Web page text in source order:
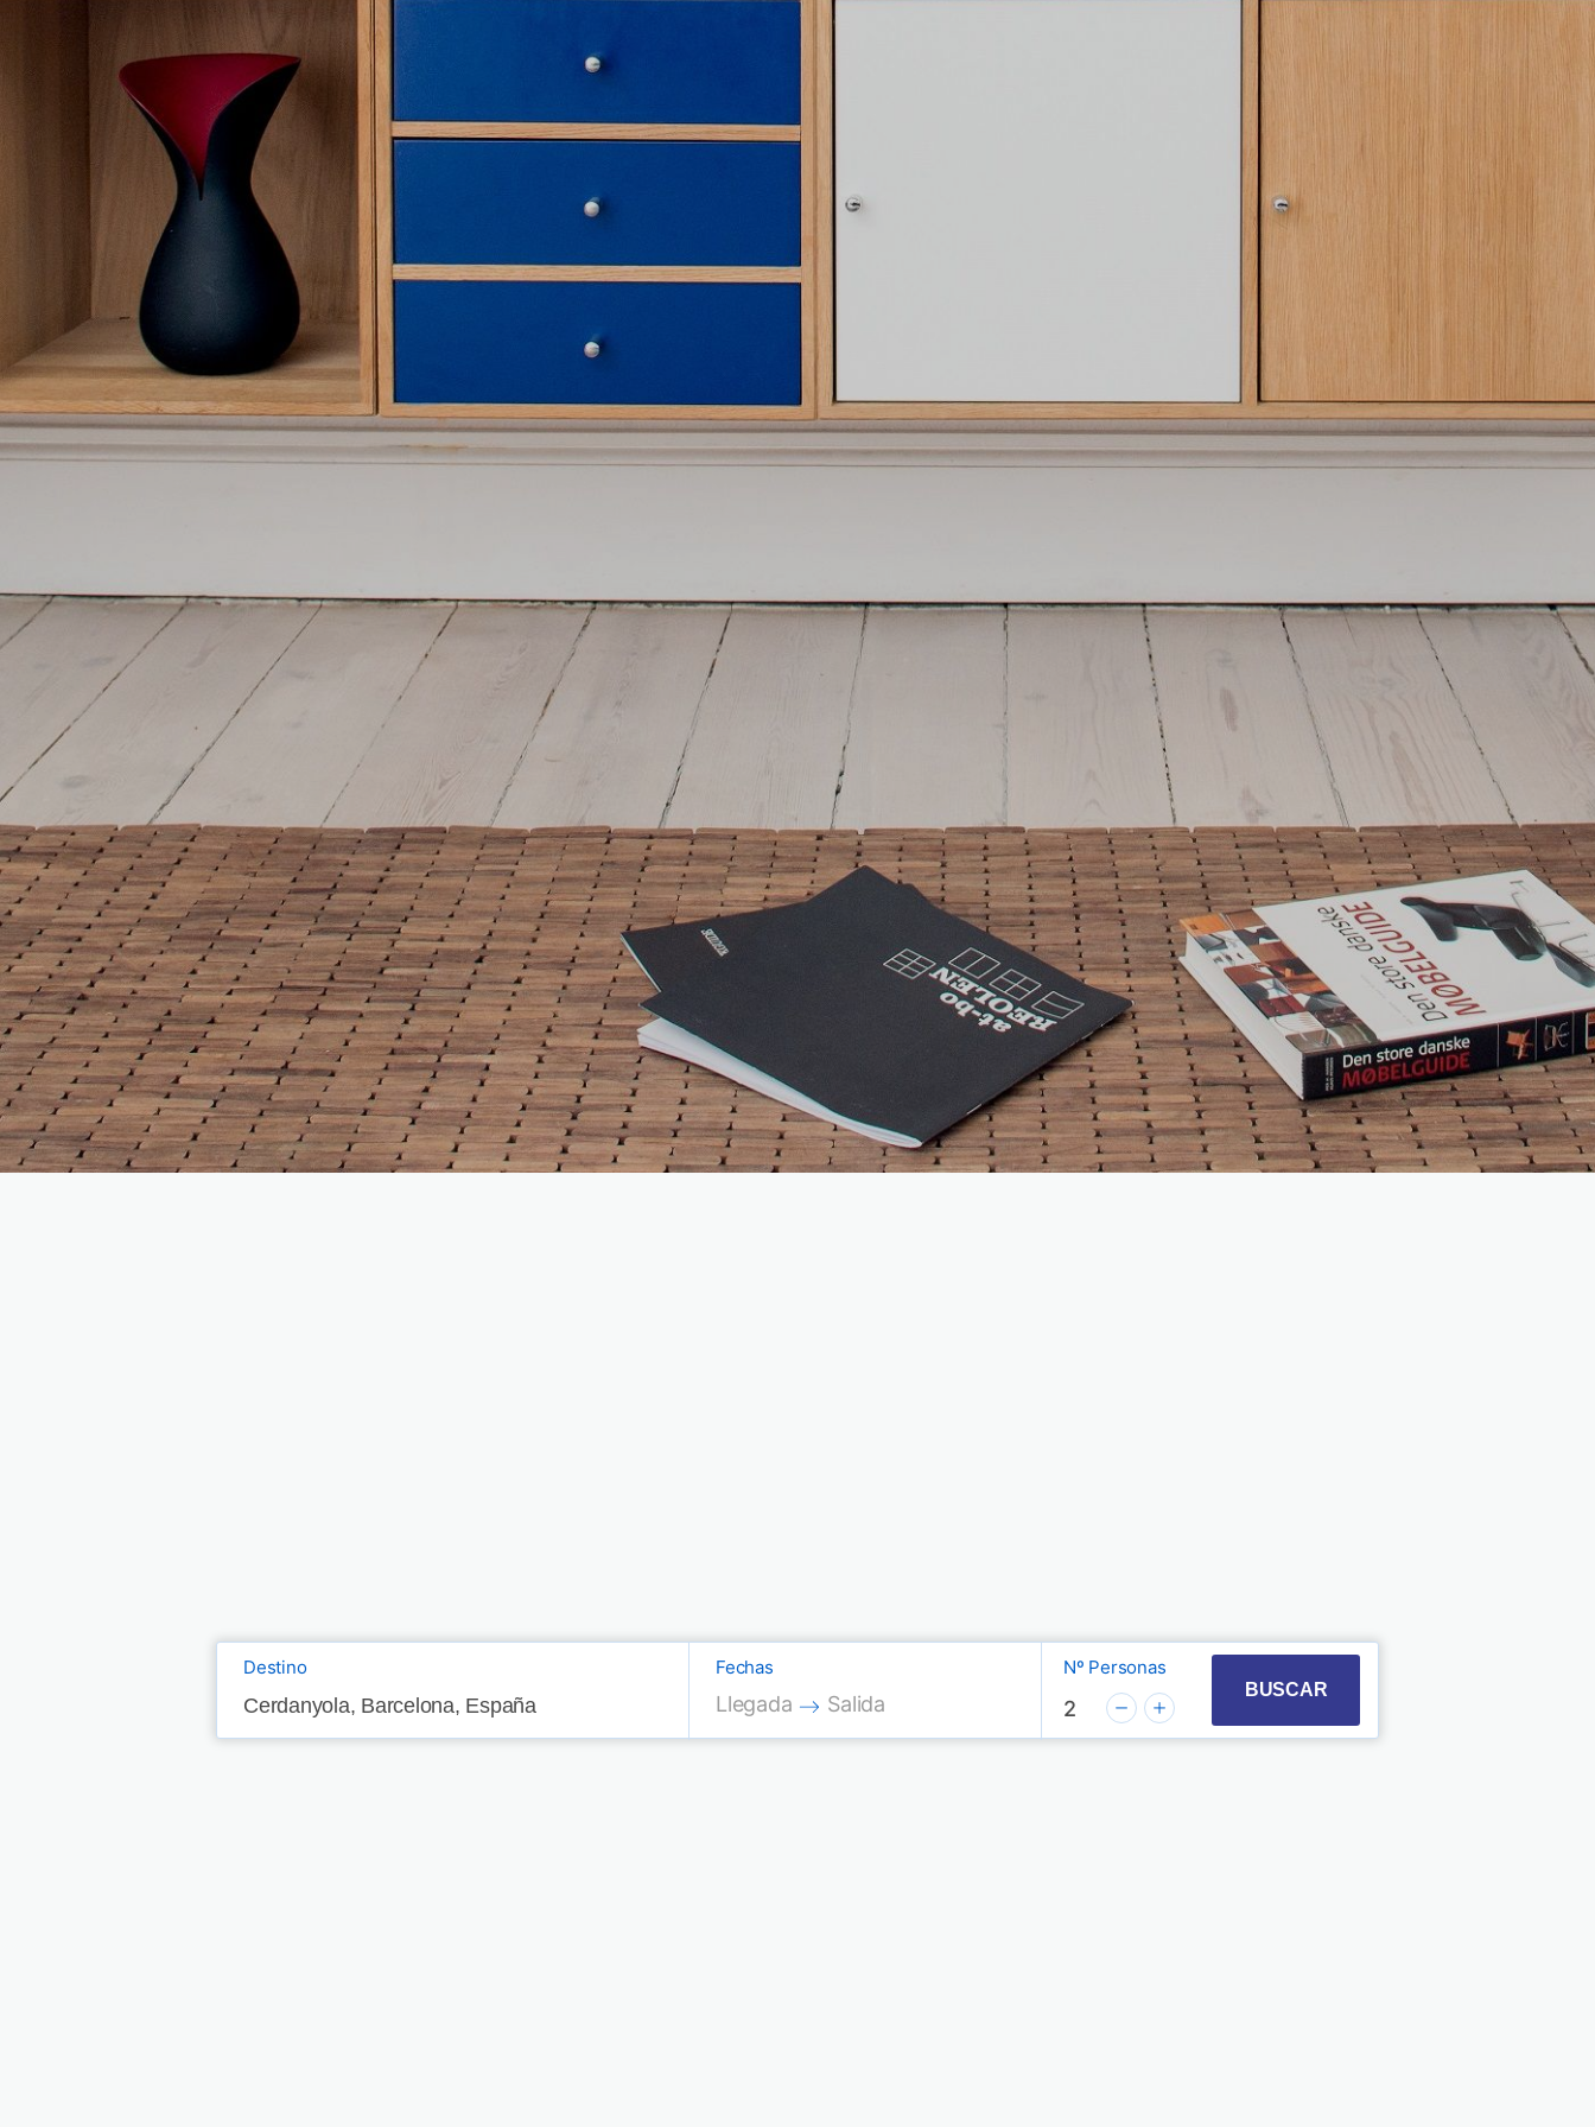
Destino Fechas
Press the down arrow key to interact with the calendar and select a date. Press the
Llegada
Press the down arrow key to interact with the calendar and select a date.
Salida
Nº Personas
2
BUSCAR